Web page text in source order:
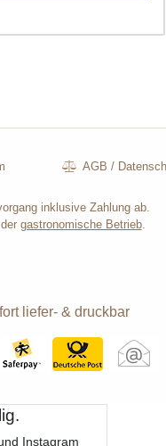
AGB /
inklusive Zahlung ab.
gastronomische Betrieb.
liefer- & druckbar
Instagram